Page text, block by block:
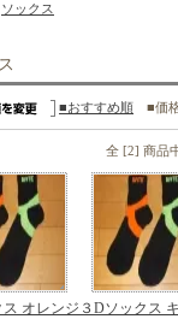
ソックス
■おすすめ順 ■価
全 [2] 商品
ス オレンジ ３Dソックス